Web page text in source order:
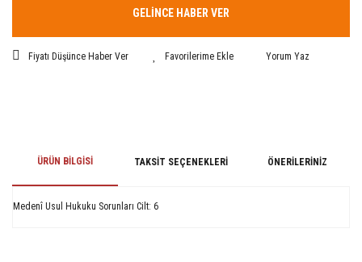
GELİNCE HABER VER
Fiyatı Düşünce Haber Ver Yorum Yaz
ÜRÜN BILGISI TAKSIT SEÇENEKLERI ÖNERILERINIZ
Medenî Usul Hukuku Sorunları Cilt: 6